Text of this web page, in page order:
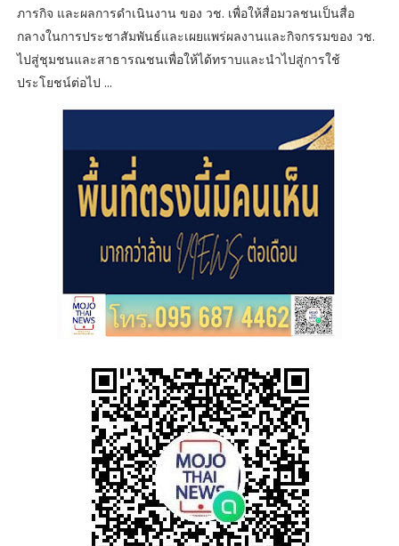
ภารกิจ และผลการดำเนินงาน ของ วช. เพื่อให้สื่อมวลชนเป็นสื่อ
กลางในการประชาสัมพันธ์และเผยแพร่ผลงานและกิจกรรมของ วช.
ไปสู่ชุมชนและสาธารณชนเพื่อให้ได้ทราบและนำไปสู่การใช้
ประโยชน์ต่อไป ...